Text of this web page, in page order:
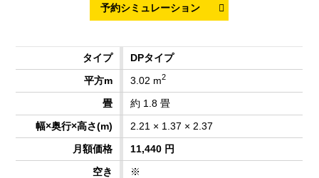
DPタイプ
3.02 m2
約 1.8 畳
2.21 × 1.37 × 2.37
11,440 円
※